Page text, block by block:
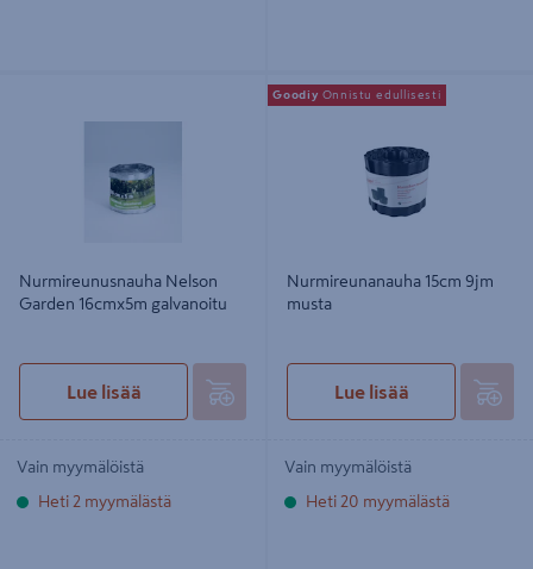
Nurmireunusnauha Nelson
Garden 16cmx5m galvanoitu
Lue lisää
Vain myymälöistä
Heti 2 myymälästä
Nurmireunanauha 15cm 9jm musta
Nurmireunanauha 15cm 9jm
musta
Lue lisää
Goodiy Onnistu edullisesti
Vain myymälöistä
Heti 20 myymälästä